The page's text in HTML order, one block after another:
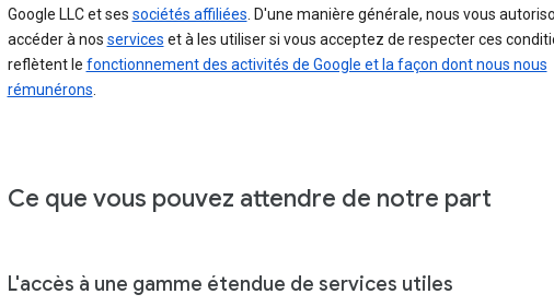
Google LLC et ses sociétés affiliées. D'une manière générale, nous vous
accéder à nos services et à les utiliser si vous acceptez de respecter ces
reflètent le fonctionnement des activités de Google et la façon dont nous nous
rémunérons.
Ce que vous pouvez attendre de notre part
L'accès à une gamme étendue de services utiles